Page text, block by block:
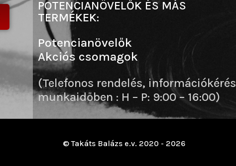
POTENCIANÖVELŐK ÉS MÁS
TERMÉKEK:
Potencianövelők
Akciós csomagok
(Telefonos rendelés, információkérés
munkaidőben : H – P: 9:00 – 16:00)
© Takáts Balázs e.v. 2020 - 2026